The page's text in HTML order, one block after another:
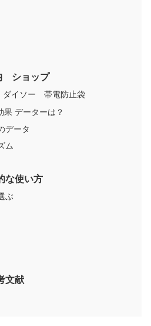
ショップ
イソー 帯電防止袋
果 データーは？
データ
ム
な使い方
ぶ
献